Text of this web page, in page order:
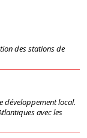
des stations de
développement local.
avec les